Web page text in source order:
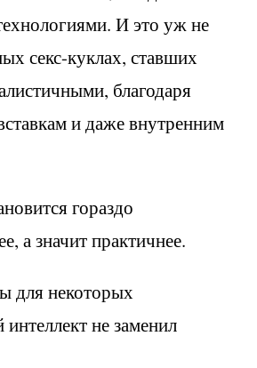
И это уж не
секс-куклах, ставших
благодаря
и даже внутренним
гораздо
а значит практичнее.
для некоторых
не заменил